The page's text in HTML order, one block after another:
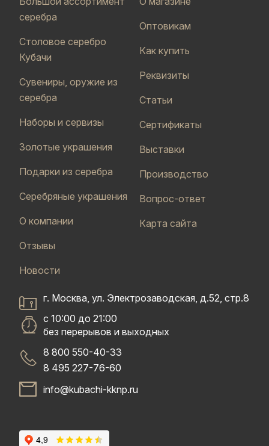
серебра
Столовое серебро
Кубачи
Сувениры, оружие из
серебра
Наборы и сервизы
Золотые украшения
Подарки из серебра
Серебряные украшения
О компании
Отзывы
Новости
Оптовикам
Как купить
Реквизиты
Статьи
Сертификаты
Выставки
Производство
Вопрос-ответ
Карта сайта
г. Москва, ул. Электрозаводская, д.52, стр.8
с 10:00 до 21:00
без перерывов и выходных
8 800 550-40-33
8 495 227-76-60
info@kubachi-kknp.ru